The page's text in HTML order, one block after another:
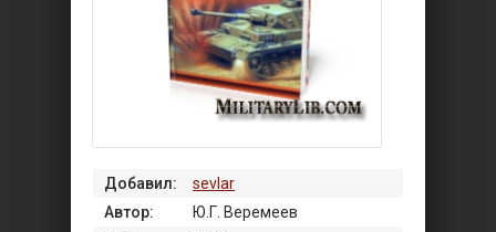
Добавил:
sevlar
Автор:
Ю.Г. Веремеев